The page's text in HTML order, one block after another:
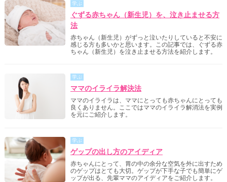
学ぶ
ぐずる赤ちゃん（新生児）を、泣き止ませる方
法
赤ちゃん（新生児）がずっと泣いたりしていると不安に
感じる方も多いかと思います。この記事では、ぐずる赤
ちゃん（新生児）を泣き止ませる方法を紹介します。
学ぶ
ママのイライラ解決法
ママのイライラは、ママにとっても赤ちゃんにとっても
良くありません。ここではママのイライラ解消法を実例
を元にご紹介します。
学ぶ
ゲップの出し方のアイディア
赤ちゃんにとって、胃の中の余分な空気を外に出すため
のゲップはとても大切。ゲップが下手な子でも簡単にゲ
ップが出る、先輩ママのアイディアをご紹介します。